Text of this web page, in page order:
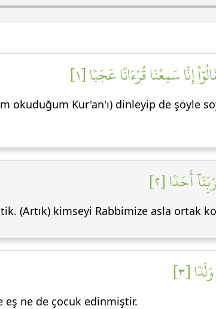
إِنَّا سَمِعۡنَا قُرۡءَانًا عَجَبٗا [١]
okuduğum Kur'an'ı) dinleyip de şöyle
أَحَدٗا [٢]
(Artık) kimseyi Rabbimize asla ortak
[٣]
eş ne de çocuk edinmiştir.